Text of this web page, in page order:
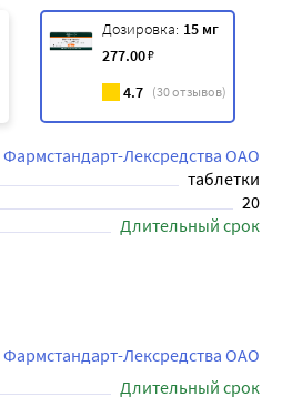
Дозировка: 15 мг
277.00₽
4.7 (30отзывов)
Фармстандарт-Лексредства ОАО
таблетки
20
Длительный срок
Фармстандарт-Лексредства ОАО
Длительный срок